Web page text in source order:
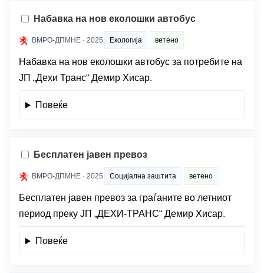
Набавка на нов еколошки автобус
ВМРО-ДПМНЕ · 2025 Екологија ветено
Набавка на нов еколошки автобус за потребите на
ЈП „Дехи Транс“ Демир Хисар.
Повеќе
Бесплатен јавен превоз
ВМРО-ДПМНЕ · 2025 Социјална заштита ветено
Бесплатен јавен превоз за граѓаните во летниот
период преку ЈП „ДЕХИ-ТРАНС“ Демир Хисар.
Повеќе